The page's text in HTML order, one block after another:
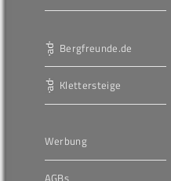
Bergfreunde.de
Klettersteige
Werbung
AGBs